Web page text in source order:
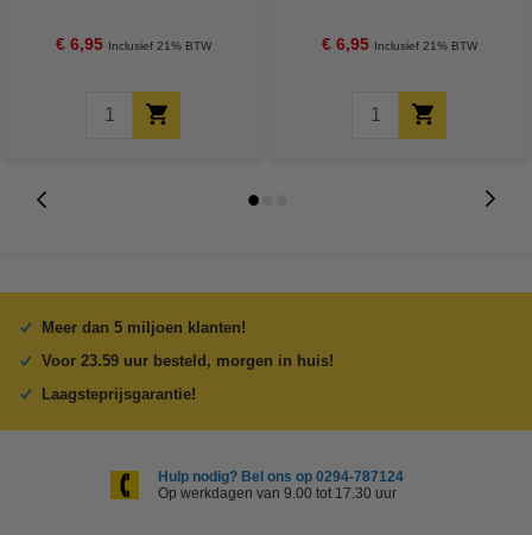
€ 6,95 Inclusief 21% BTW € 6,95 Inclusief 21% BTW
Meer dan 5 miljoen klanten!
Voor 23.59 uur besteld, morgen in huis!
Laagsteprijsgarantie!
Hulp nodig? Bel ons op 0294-787124
Op werkdagen van 9.00 tot 17.30 uur